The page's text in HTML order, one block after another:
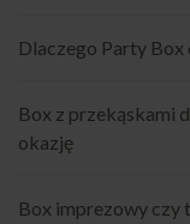
Dlaczego Party Box
Box z przekąskami
okazję
Box imprezowy czy